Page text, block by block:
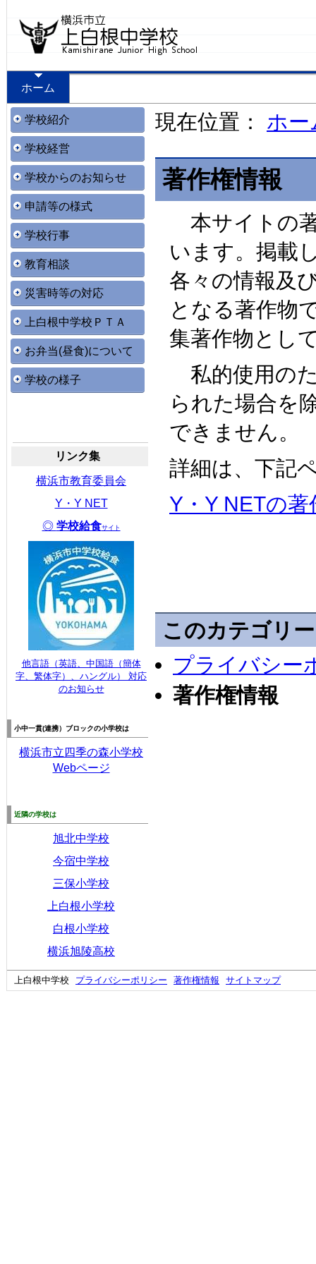
ホーム
学校紹介
学校経営
学校からのお知らせ
申請等の様式
学校行事
教育相談
災害時等の対応
上白根中学校ＰＴＡ
お弁当(昼食)について
学校の様子
リンク集
横浜市教育委員会
Y・Y NET
◎ 学校給食サイト
他言語（英語、中国語（簡体
字、繁体字）、ハングル） 対応
のお知らせ
小中一貫(連携） ブロックの小学校は
横浜市立四季の森小学校
Webページ
近隣の学校は
旭北中学校
今宿中学校
三保小学校
上白根小学校
白根小学校
横浜旭陵高校
現在位置： ホー
著作権情報
本サイトの
います。掲載
各々の情報及
となる著作物
集著作物とし
私的使用の
られた場合を
できません。
詳細は、下記
Y・Y NETの
このカテゴリ
プライバシー
著作権情報
上白根中学校 プライバシーポリシー 著作権情報 サイトマップ